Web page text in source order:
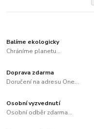
Balíme ekologicky
Chráníme planetu...
Doprava zdarma
Doručení na adresu One...
Osobní vyzvednutí
Osobní odběr zdarma...